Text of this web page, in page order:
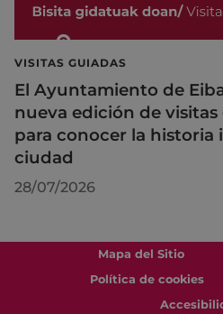
VISITAS GUIADAS
El Ayuntamiento de
nueva edición de
para conocer la historia
ciudad
28/07/2026
Mapa del Sitio
Política de cookies